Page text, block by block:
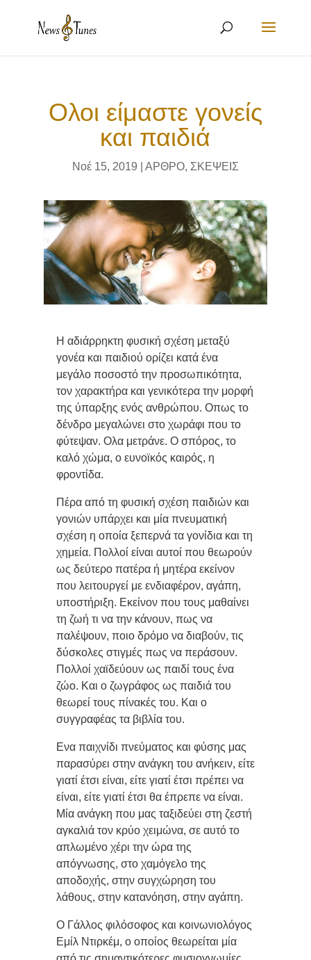
Ολοι είμαστε γονείς
και παιδιά
Νοέ 15, 2019 ΑΡΘΡΟ, ΣΚΕΨΕΙΣ
Η αδιάρρηκτη φυσική σχέση μεταξύ
γονέα και παιδιού ορίζει κατά ένα
μεγάλο ποσοστό την προσωπικότητα,
τον χαρακτήρα και γενικότερα την μορφή
της ύπαρξης ενός ανθρώπου. Οπως το
δένδρο μεγαλώνει στο χωράφι που το
φύτεψαν. Ολα μετράνε. Ο σπόρος, το
καλό χώμα, ο ευνοϊκός καιρός, η
φροντίδα.
Πέρα από τη φυσική σχέση παιδιών και
γονιών υπάρχει και μία πνευματική
σχέση η οποία ξεπερνά τα γονίδια και τη
χημεία. Πολλοί είναι αυτοί που θεωρούν
ως δεύτερο πατέρα ή μητέρα εκείνον
που λειτουργεί με ενδιαφέρον, αγάπη,
υποστήριξη. Εκείνον που τους μαθαίνει
τη ζωή τι να την κάνουν, πως να
παλέψουν, ποιο δρόμο να διαβούν, τις
δύσκολες στιγμές πως να περάσουν.
Πολλοί χαϊδεύουν ως παιδί τους ένα
ζώο. Και ο ζωγράφος ως παιδιά του
θεωρεί τους πίνακές του. Και ο
συγγραφέας τα βιβλία του.
Ενα παιχνίδι πνεύματος και φύσης μας
παρασύρει στην ανάγκη του ανήκειν, είτε
γιατί έτσι είναι, είτε γιατί έτσι πρέπει να
είναι, είτε γιατί έτσι θα έπρεπε να είναι.
Μία ανάγκη που μας ταξιδεύει στη ζεστή
αγκαλιά τον κρύο χειμώνα, σε αυτό το
απλωμένο χέρι την ώρα της
απόγνωσης, στο χαμόγελο της
αποδοχής, στην συγχώρηση του
λάθους, στην κατανόηση, στην αγάπη.
O Γάλλος φιλόσοφος και κοινωνιολόγος
Εμίλ Ντιρκέμ, o οποίος θεωρείται μία